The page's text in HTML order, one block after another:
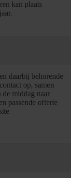
kan plaats
daarbij behorende
op, samen
de middag naar
passende offerte